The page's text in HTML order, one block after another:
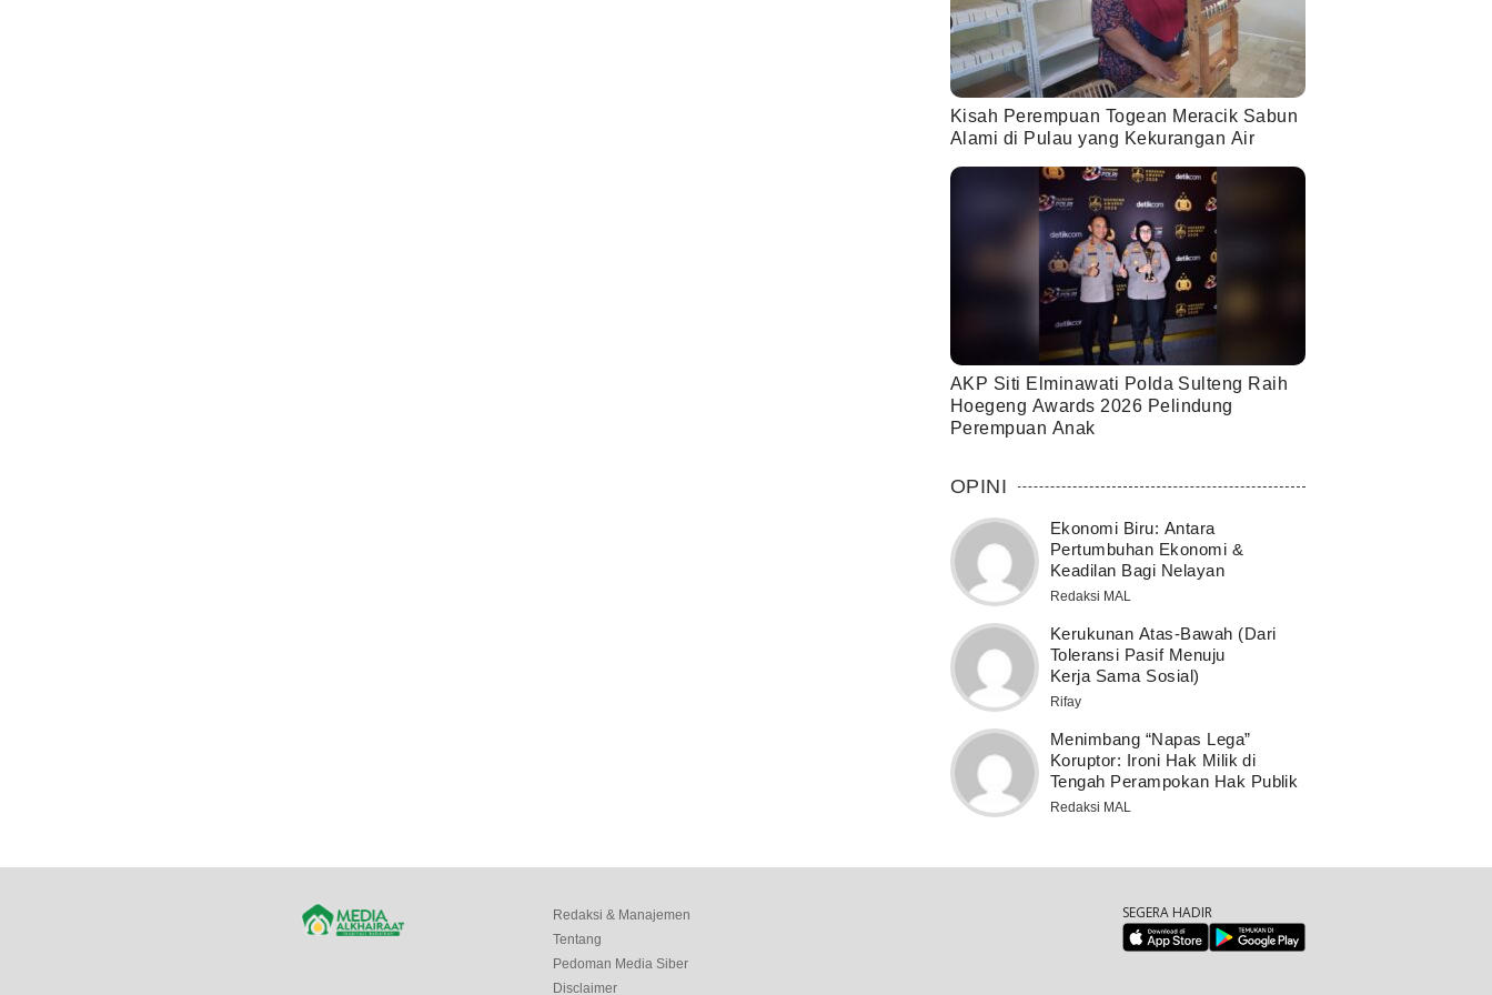
Kisah Perempuan Togean Meracik Sabun
Alami di Pulau yang Kekurangan Air
AKP Siti Elminawati Polda Sulteng Raih
Hoegeng Awards 2026 Pelindung
Perempuan Anak
OPINI
Ekonomi Biru: Antara
Pertumbuhan Ekonomi &
Keadilan Bagi Nelayan
Redaksi MAL
Kerukunan Atas-Bawah (Dari
Toleransi Pasif Menuju
Kerja Sama Sosial)
Rifay
Menimbang “Napas Lega”
Koruptor: Ironi Hak Milik di
Tengah Perampokan Hak Publik
Redaksi MAL
Redaksi & Manajemen
Tentang
Pedoman Media Siber
Disclaimer
SEGERA HADIR